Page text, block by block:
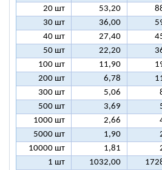
20 шт
53,20
30 шт
36,00
40 шт
27,40
50 шт
22,20
100 шт
11,90
200 шт
6,78
300 шт
5,06
500 шт
3,69
1000 шт
2,66
5000 шт
1,90
10000 шт
1,81
1 шт
1032,00